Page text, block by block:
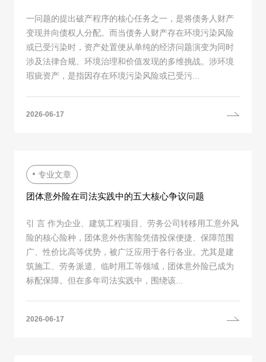
一问题的提出破产程序的核心任务之一，是将债务人财产
变现并向债权人分配。而当债务人财产存在环境污染风险
或已受污染时，资产处置便从单纯的经济问题演变为同时
涉及法律合规、环境治理和价值发现的多维挑战。涉环境
瑕疵资产，是指因存在环境污染风险或已受污...
2026-06-17
专业文章
团体意外险在司法实践中的五大核心争议问题
引 言 作为企业、建筑工程项目、劳务公司转移用工意外风
险的核心险种，团体意外伤害险凭借投保便捷、保障范围
广、性价比高等优势，被广泛应用于各行各业。尤其是建
筑施工、劳务派遣、临时用工等领域，团体意外险已成为
标配保障。但在多年司法实践中，围绕该...
2026-06-17